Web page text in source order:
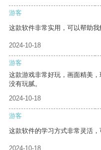
游客
这款软件非常实用，可以帮助我
2024-10-18
游客
这款游戏非常好玩，画面精美
没有玩腻。
2024-10-18
游客
这款软件的学习方式非常灵活，
2024-10-18